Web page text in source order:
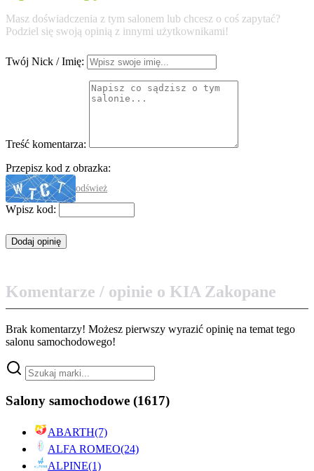
Masz doświadczenia z tym salonem lub chcesz o coś zapytać?
Podziel się swoją opinią z innymi użytkownikami!
Twój Nick / Imię:
Treść komentarza:
Przepisz kod z obrazka:
odśwież
Wpisz kod:
Komentarze / opinie o KIA Zakopane
Brak komentarzy! Możesz pierwszy wyrazić opinię na temat tego
salonu samochodowego!
Salony samochodowe (1617)
ABARTH(7)
ALFA ROMEO(24)
ALPINE(1)